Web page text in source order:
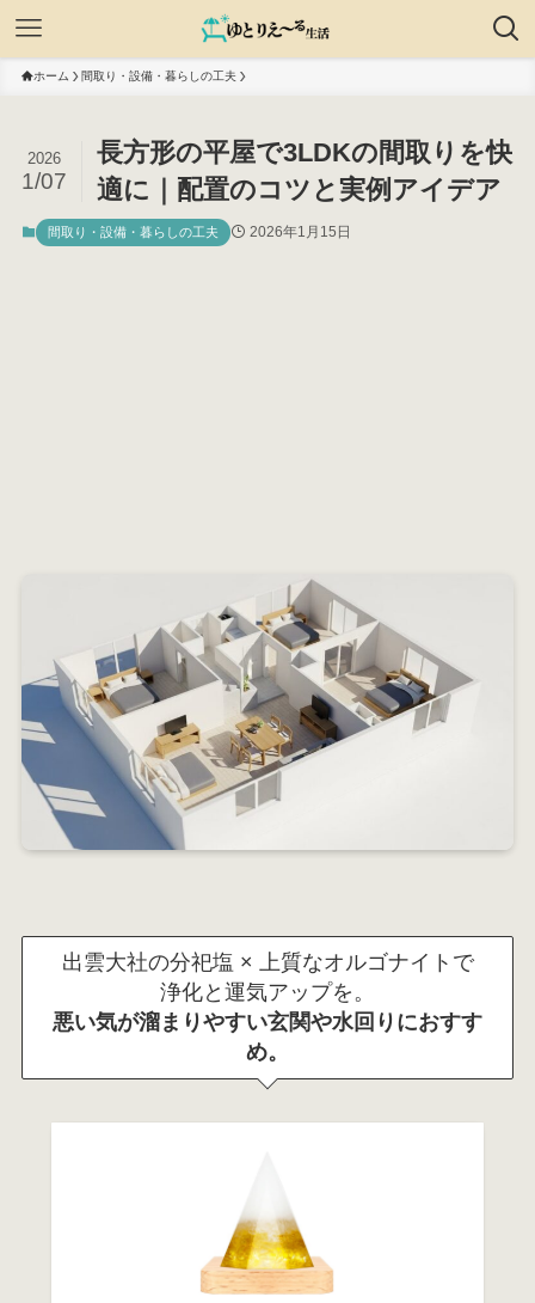
ホーム 間取り・設備・暮らしの工夫
長方形の平屋で3LDKの間取りを快
適に｜配置のコツと実例アイデア
2026
1/07
間取り・設備・暮らしの工夫 2026年1月15日
出雲大社の分祀塩 × 上質なオルゴナイトで
浄化と運気アップを。
悪い気が溜まりやすい玄関や水回りにおすす
め。